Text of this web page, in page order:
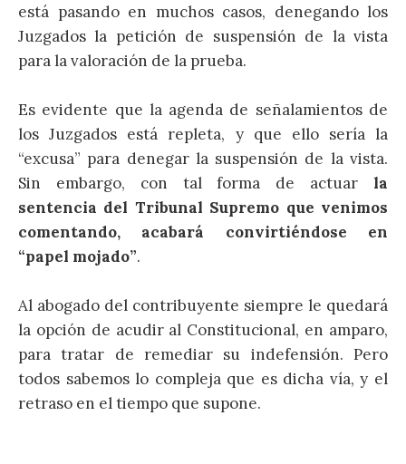
está pasando en muchos casos, denegando los
Juzgados la petición de suspensión de la vista
para la valoración de la prueba.
Es evidente que la agenda de señalamientos de
los Juzgados está repleta, y que ello sería la
“excusa” para denegar la suspensión de la vista.
Sin embargo, con tal forma de actuar la
sentencia del Tribunal Supremo que venimos
comentando, acabará convirtiéndose en
“papel mojado”.
Al abogado del contribuyente siempre le quedará
la opción de acudir al Constitucional, en amparo,
para tratar de remediar su indefensión. Pero
todos sabemos lo compleja que es dicha vía, y el
retraso en el tiempo que supone.